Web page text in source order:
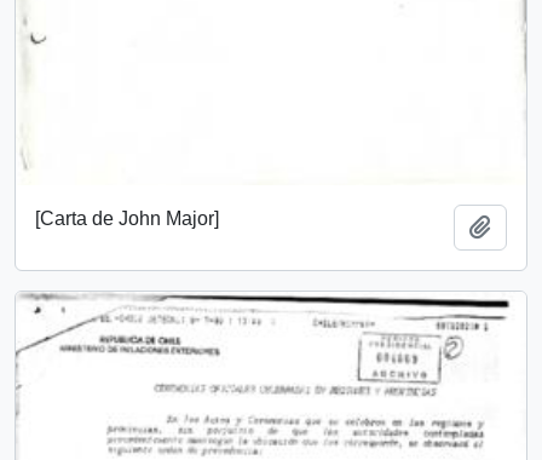
[Carta de John Major]